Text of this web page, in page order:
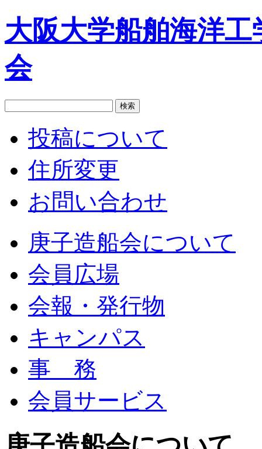
大阪大学船舶海洋
会
投稿について
住所変更
お問い合わせ
庚子造船会について
会員広場
会報・発行物
キャンパス
事 務
会員サービス